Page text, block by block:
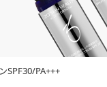
SPF30/PA+++